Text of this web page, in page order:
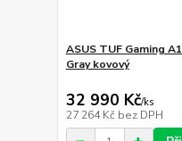
ASUS TUF Gaming
Gray kovový
32 990 Kč/ks
27 264 Kč bez DPH